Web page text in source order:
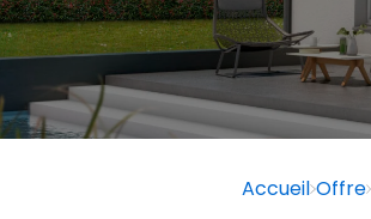
Accueil Offre